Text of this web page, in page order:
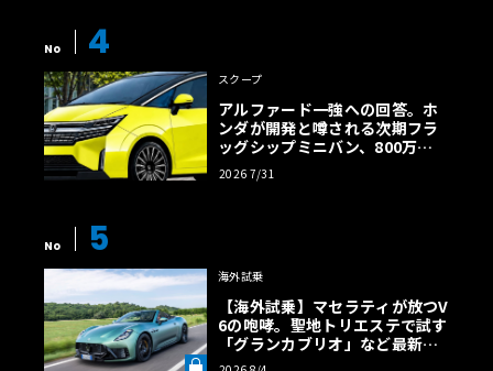
No 4
スクープ
アルファード一強への回答。ホ
ンダが開発と噂される次期フラ
ッグシップミニバン、800万円
超の勝算【予想CG】
2026 7/31
No 5
海外試乗
【海外試乗】マセラティが放つV
6の咆哮。聖地トリエステで試す
「グランカブリオ」など最新ト
ロフェオ3台の官能評価《LE VO